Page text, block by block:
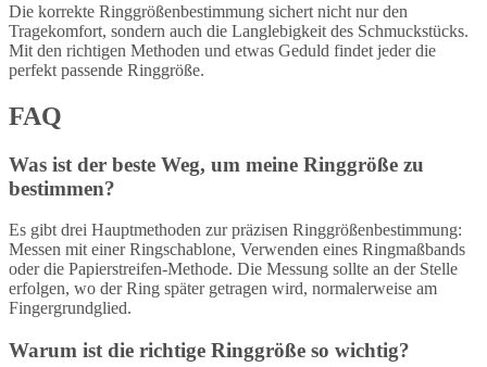
Die korrekte Ringgrößenbestimmung sichert nicht nur den
Tragekomfort, sondern auch die Langlebigkeit des Schmuckstücks.
Mit den richtigen Methoden und etwas Geduld findet jeder die
perfekt passende Ringgröße.
FAQ
Was ist der beste Weg, um meine Ringgröße zu
bestimmen?
Es gibt drei Hauptmethoden zur präzisen Ringgrößenbestimmung:
Messen mit einer Ringschablone, Verwenden eines Ringmaßbands
oder die Papierstreifen-Methode. Die Messung sollte an der Stelle
erfolgen, wo der Ring später getragen wird, normalerweise am
Fingergrundglied.
Warum ist die richtige Ringgröße so wichtig?